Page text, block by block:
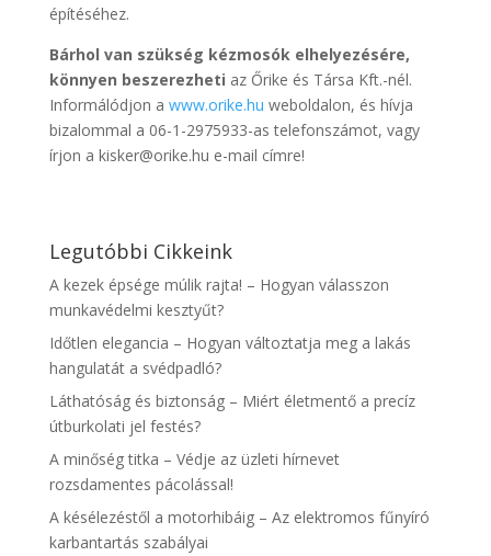
építéséhez.
Bárhol van szükség kézmosók elhelyezésére,
könnyen beszerezheti az Őrike és Társa Kft.-nél.
Informálódjon a www.orike.hu weboldalon, és hívja
bizalommal a 06-1-2975933-as telefonszámot, vagy
írjon a kisker@orike.hu e-mail címre!
Legutóbbi Cikkeink
A kezek épsége múlik rajta! – Hogyan válasszon
munkavédelmi kesztyűt?
Időtlen elegancia – Hogyan változtatja meg a lakás
hangulatát a svédpadló?
Láthatóság és biztonság – Miért életmentő a precíz
útburkolati jel festés?
A minőség titka – Védje az üzleti hírnevet
rozsdamentes pácolással!
A késélezéstől a motorhibáig – Az elektromos fűnyíró
karbantartás szabályai